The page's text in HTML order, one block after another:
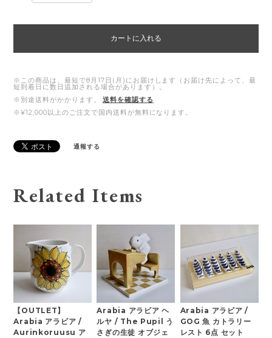
カートに入れる
※この商品は、最短で8月17日(月)にお届けします（お届け先によって、最
短到着日に数日追加される場合があります）。
※別途送料がかかります。
送料を確認する
※¥12,000以上のご注文で国内送料が無料になります。
通報する
Related Items
【OUTLET】
Arabia アラビア /
Aurinkoruusu ア
Arabia アラビア ヘ
ルヤ / The Pupil う
さぎの生徒 オブジェ
Arabia アラビア /
GOG 魚 カトラリー
レスト 6点 セット